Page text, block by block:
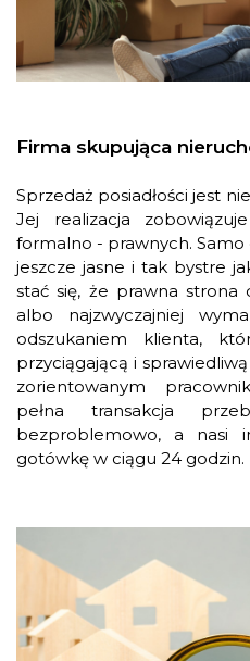
Firma skupująca
Sprzedaż posiadłości jest
Jej realizacja
formalno - prawnych.
jeszcze jasne i tak bystre
stać się, że prawna
albo najzwyczajniej
odszukaniem klienta,
przyciągającą i
zorientowanym
pełna transakcja
bezproblemowo, a nasi
gotówkę w ciągu 24 godzin.